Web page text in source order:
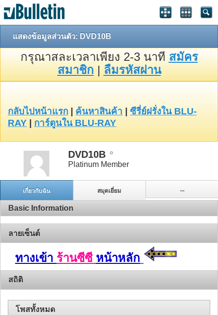
แสดงข้อมูลส่วนตัว: DVD10B
กรุณาสละเวลาเพียง 2-3 นาที สมัคร
สมาชิก | ลืมรหัสผ่าน
กลับไปหน้าแรก ค้นหาสินค้า
ซีรี่ย์ฝรั่งใน BLU-
RAY
การ์ตูนใน BLU-RAY
DVD10B
Platinum Member
เกี่ยวกับฉัน สมุดเยี่ยม ...
Basic Information
ลายเซ็นต์
ทางเข้า ร้านซีซี หน้าหลัก
สถิติ
โพสทั้งหมด